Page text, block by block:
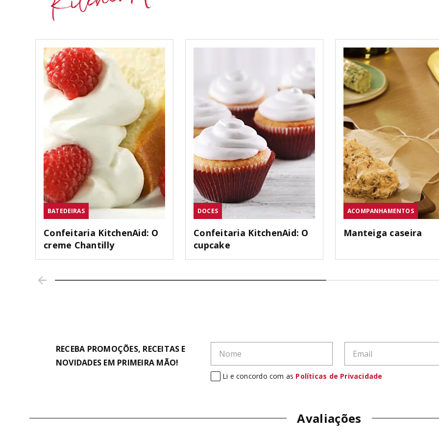
BATEDEIRAS
Confeitaria KitchenAid: O
creme Chantilly
DOCES
Confeitaria KitchenAid: O
cupcake
ACOMPANHAMENTOS
Manteiga caseira
RECEBA PROMOÇÕES, RECEITAS E
NOVIDADES EM PRIMEIRA MÃO!
Li e concordo com as Políticas de Privacidade
Avaliações